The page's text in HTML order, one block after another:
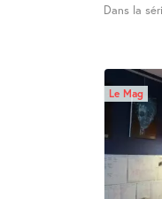
Dans la
Le Mag